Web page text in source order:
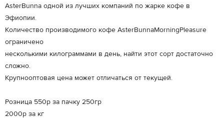
AsterBunna одной из лучших компаний по жарке кофе в
Эфиопии.
Количество производимого кофе AsterBunnaMorningPleasure
ограничено
несколькими килограммами в день, найти этот сорт достаточно
сложно.
Крупнооптовая цена может отличаться от текущей.
Розница 550р за пачку 250гр
2000р за кг